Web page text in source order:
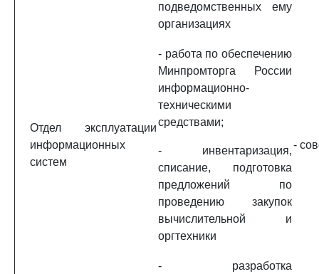
подведомственных ему
организациях
Отдел эксплуатации
информационных
систем
- работа по обеспечению
Минпромторга России
информационно-
техническими
средствами;
- инвентаризация,
списание, подготовка
предложений по
проведению закупок
вычислительной и
оргтехники
-
- разработка